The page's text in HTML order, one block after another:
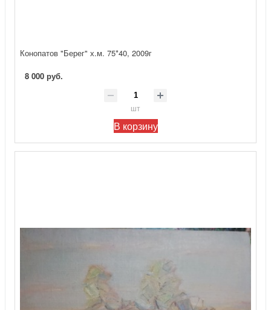
Конопатов "Берег" х.м. 75*40, 2009г
8 000 руб.
шт
В корзину